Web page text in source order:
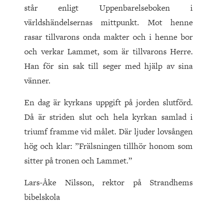
står enligt Uppenbarelseboken i
världshändelsernas mittpunkt. Mot henne
rasar tillvarons onda makter och i henne bor
och verkar Lammet, som är tillvarons Herre.
Han för sin sak till seger med hjälp av sina
vänner.
En dag är kyrkans uppgift på jorden slutförd.
Då är striden slut och hela kyrkan samlad i
triumf framme vid målet. Där ljuder lovsången
hög och klar: ”Frälsningen tillhör honom som
sitter på tronen och Lammet.”
Lars-Åke Nilsson, rektor på Strandhems
bibelskola